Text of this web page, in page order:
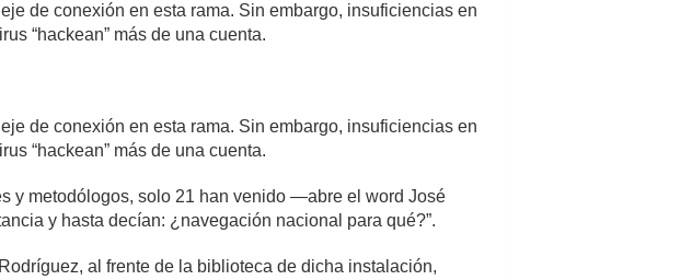
de conexión en esta rama. Sin embargo, insuficiencias en
“hackean” más de una cuenta.
de conexión en esta rama. Sin embargo, insuficiencias en
“hackean” más de una cuenta.
y metodólogos, solo 21 han venido —abre el word José
y hasta decían: ¿navegación nacional para qué?”.
al frente de la biblioteca de dicha instalación,